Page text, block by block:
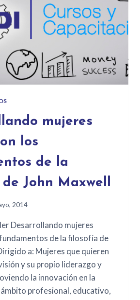
mujeres
los
de la
John Maxwell
2014
Desarrollando mujeres
de la filosofía de
a: Mujeres que quieren
y su propio liderazgo y
la innovación en la
ámbito profesional, educativo,